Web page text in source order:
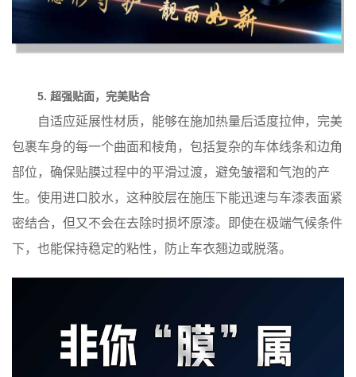
5. 超强贴面，完美贴合
自适应延展性材质，能够在施加热量后适度拉伸，完美
包裹车身的每一个曲面和棱角，包括复杂的车体线条和边角
部位，确保贴膜过程中的平滑过渡，避免皱褶和气泡的产
生。使用进口胶水，这种胶层在施压下能迅速与车漆表面紧
密结合，但又不会在去除时损坏原漆。即使在极端气候条件
下，也能保持稳定的粘性，防止车衣翘边或脱落。